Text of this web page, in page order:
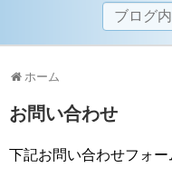
ホーム
お問い合わせ
下記お問い合わせフォー